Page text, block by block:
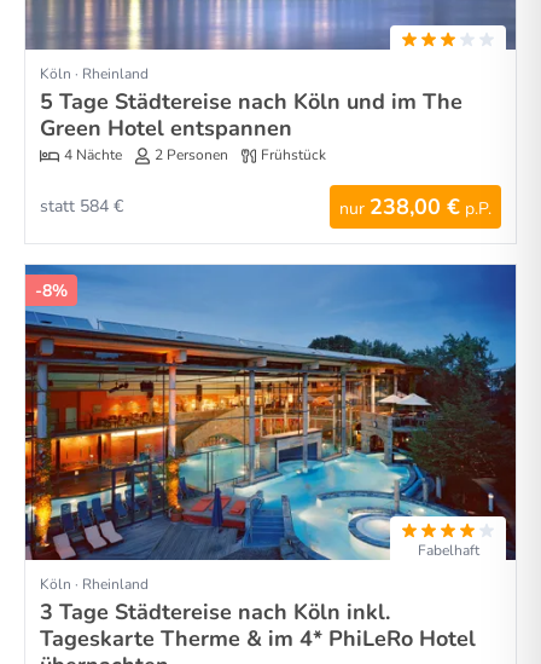
Köln · Rheinland
5 Tage Städtereise nach Köln und im The
Green Hotel entspannen
4 Nächte 2 Personen Frühstück
nur 238,00 € p.P.
statt 584 €
-8%
Fabelhaft
Köln · Rheinland
3 Tage Städtereise nach Köln inkl.
Tageskarte Therme & im 4* PhiLeRo Hotel